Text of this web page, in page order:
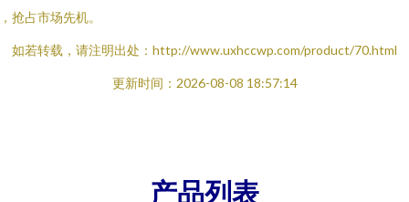
抢占市场先机。
如若转载，请注明出处：http://www.uxhccwp.com/product/70.html
更新时间：2026-08-08 18:57:14
产品列表